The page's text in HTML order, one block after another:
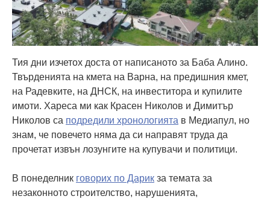
Тия дни изчетох доста от написаното за Баба Алино.
Твърденията на кмета на Варна, на предишния кмет,
на Радевките, на ДНСК, на инвеститора и купилите
имоти. Хареса ми как Красен Николов и Димитър
Николов са подредили хронологията в Медиапул, но
знам, че повечето няма да си направят труда да
прочетат извън лозунгите на купувачи и политици.
В понеделник говорих по Дарик за темата за
незаконното строителство, нарушенията,